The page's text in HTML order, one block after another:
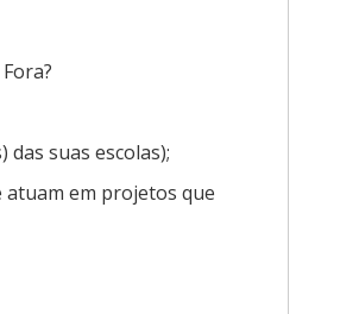
suas escolas);
atuam em projetos que